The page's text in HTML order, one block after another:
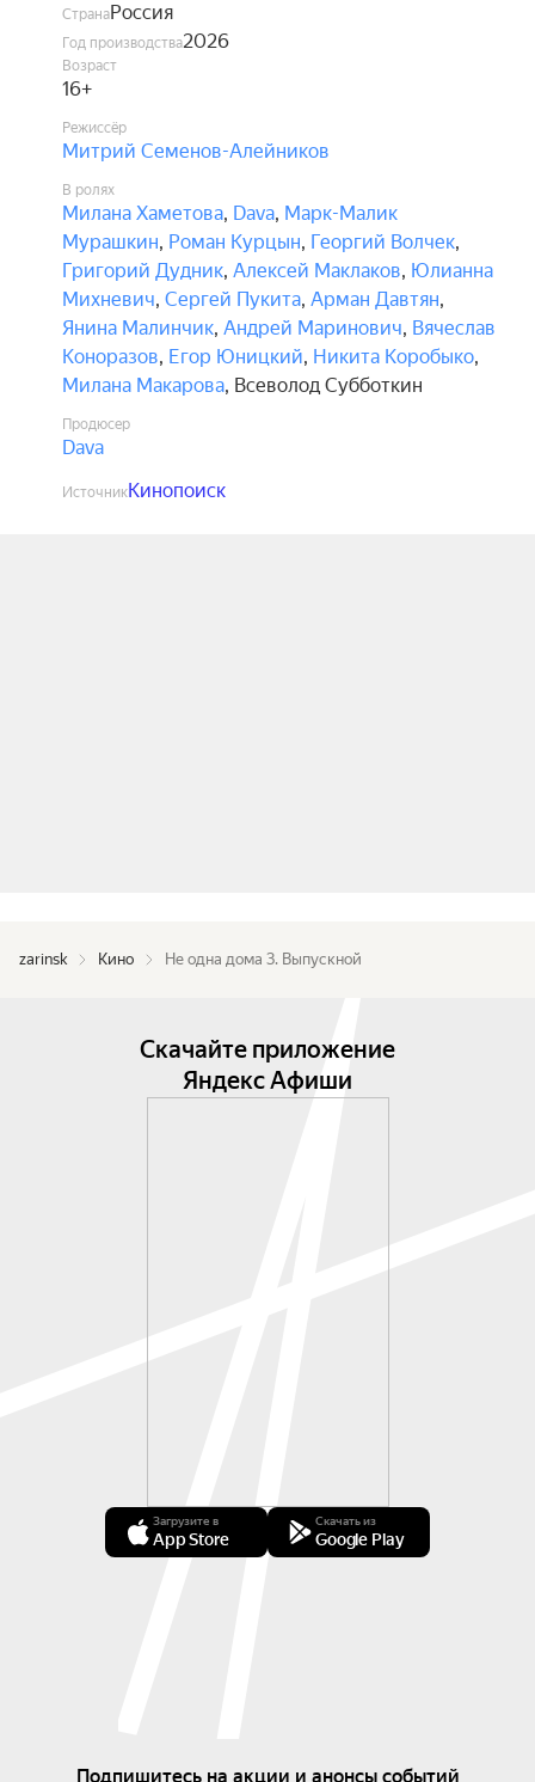
СтранаРоссия
Год производства2026
Возраст
16+
Режиссёр
Митрий Семенов-Алейников
В ролях
Милана Хаметова, Dava, Марк-Малик
Мурашкин, Роман Курцын, Георгий Волчек,
Григорий Дудник, Алексей Маклаков, Юлианна
Михневич, Сергей Пукита, Арман Давтян,
Янина Малинчик, Андрей Маринович, Вячеслав
Коноразов, Егор Юницкий, Никита Коробыко,
Милана Макарова, Всеволод Субботкин
Продюсер
Dava
ИсточникКинопоиск
zarinsk Кино Не одна дома 3. Выпускной
Скачайте приложение
Яндекс Афиши
Загрузите в
App Store
Скачать из
Google Play
Подпишитесь на акции и анонсы событий